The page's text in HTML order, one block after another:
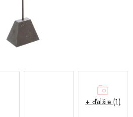
+ ďalšie (1)